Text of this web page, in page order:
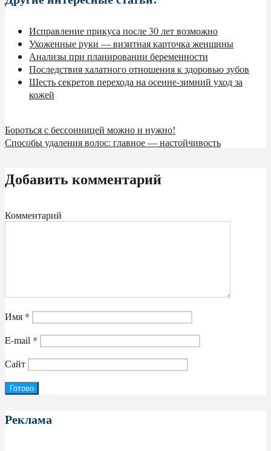
Исправление прикуса после 30 лет возможно
Ухоженные руки — визитная карточка женщины
Анализы при планировании беременности
Последствия халатного отношения к здоровью зубов
Шесть секретов перехода на осенне-зимний уход за
кожей
Бороться с бессонницей можно и нужно!
Способы удаления волос: главное — настойчивость
Добавить комментарий
Комментарий
Имя *
E-mail *
Сайт
Реклама